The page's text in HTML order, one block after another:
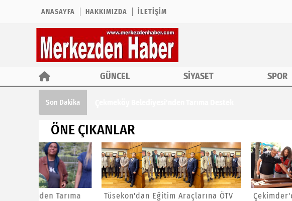
ANASAYFA HAKKIMIZDA İLETIŞIM
GÜNCEL SİYASET SPOR
Son Dakika
ÖNE ÇIKANLAR
Tüsekon'dan Eğitim Araçlarına ÖTV
Çekimder'den Yaz Kur'an